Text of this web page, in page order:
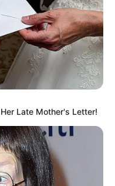
Late Mother's Letter!